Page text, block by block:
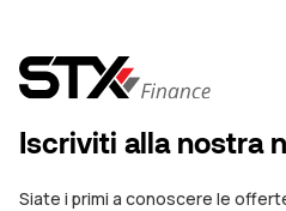
Iscriviti alla nostra
Siate i primi a conoscere le